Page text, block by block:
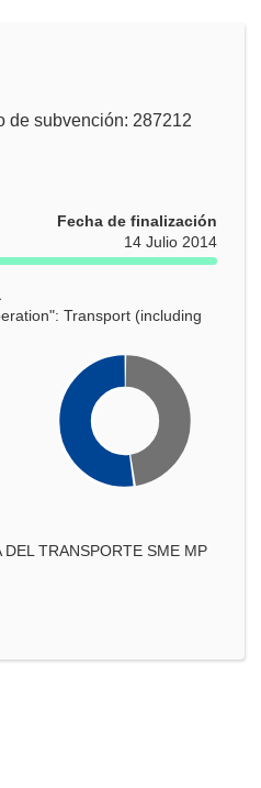
de subvención: 287212
Fecha de finalización
14 Julio 2014
Transport (including
TRANSPORTE SME MP